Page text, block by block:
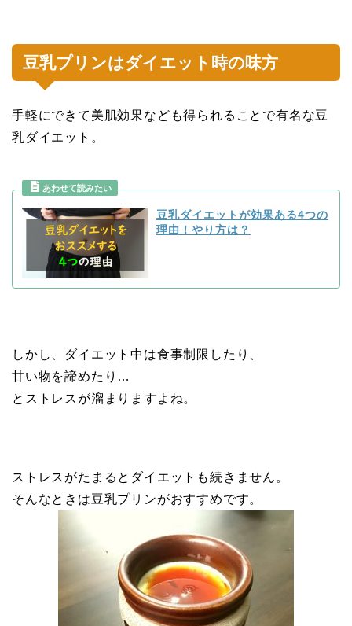
豆乳プリンはダイエット時の味方
手軽にできて美肌効果なども得られることで有名な豆
乳ダイエット。
豆乳ダイエットが効果ある4つの
理由！やり方は？
しかし、ダイエット中は食事制限したり、
甘い物を諦めたり…
とストレスが溜まりますよね。
ストレスがたまるとダイエットも続きません。
そんなときは豆乳プリンがおすすめです。